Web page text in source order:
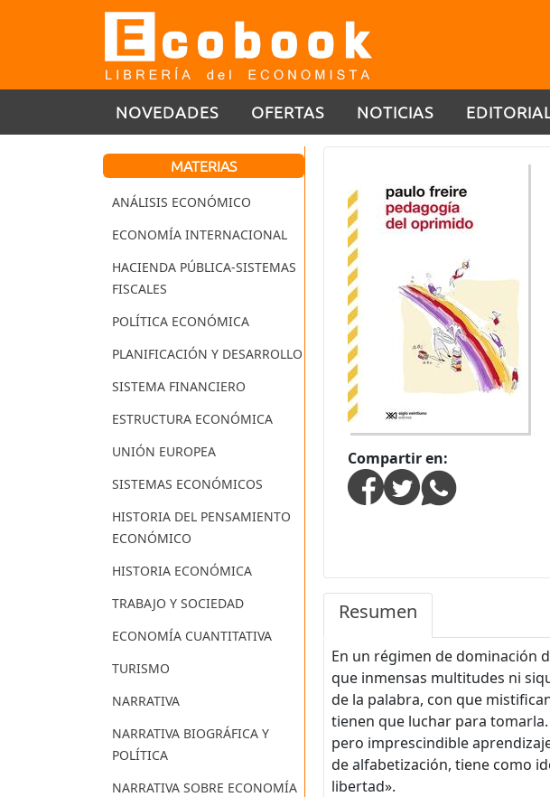
NOVEDADES OFERTAS NOTICIAS
MATERIAS
ANÁLISIS ECONÓMICO
ECONOMÍA INTERNACIONAL
HACIENDA PÚBLICA-SISTEMAS
FISCALES
POLÍTICA ECONÓMICA
PLANIFICACIÓN Y DESARROLLO
SISTEMA FINANCIERO
ESTRUCTURA ECONÓMICA
UNIÓN EUROPEA
SISTEMAS ECONÓMICOS
HISTORIA DEL PENSAMIENTO
ECONÓMICO
HISTORIA ECONÓMICA
TRABAJO Y SOCIEDAD
ECONOMÍA CUANTITATIVA
TURISMO
NARRATIVA
NARRATIVA BIOGRÁFICA Y
POLÍTICA
NARRATIVA SOBRE ECONOMÍA
Compartir en:
Resumen
En un régimen de dominación
que inmensas multitudes ni
de la palabra, con que
tienen que luchar para
pero imprescindible
de alfabetización, tiene como
libertad».